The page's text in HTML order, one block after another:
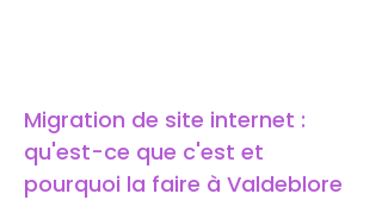
Migration de site internet :
qu'est-ce que c'est et
pourquoi la faire à Valdeblore